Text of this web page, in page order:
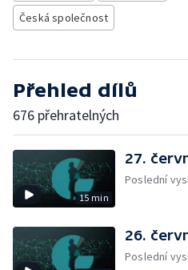
Česká společnost
Přehled dílů
676 přehratelných
15 min
27.
Poslední
26.
Poslední